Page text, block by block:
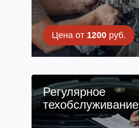
Цена от 1200руб.
Регулярное
техобслуживание